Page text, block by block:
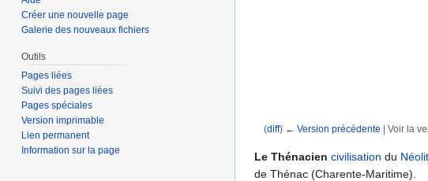
(diff) ← Version précédente | Voir la
Le Thénacien civilisation du
de Thénac (Charente-Maritime).
Créer une nouvelle page
Galerie des nouveaux fichiers
Outils
Pages liées
Suivi des pages liées
Pages spéciales
Version imprimable
Lien permanent
Information sur la page